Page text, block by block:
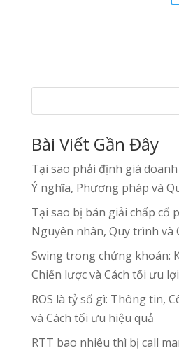
Bài Viết Gần Đây
Tại sao phải định giá
Ý nghĩa, Phương pháp và
Tại sao bị bán giải chấp cổ
Nguyên nhân, Quy trình và
Swing trong chứng khoán:
Chiến lược và Cách tối ưu
ROS là tỷ số gì: Thông tin,
và Cách tối ưu hiệu quả
RTT bao nhiêu thì bị call